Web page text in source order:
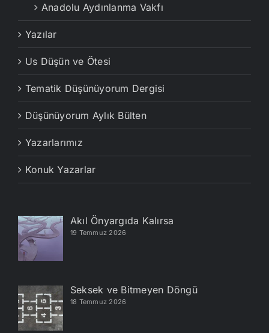
Anadolu Aydınlanma Vakfı
Yazılar
Us Düşün ve Ötesi
Tematik Düşünüyorum Dergisi
Düşünüyorum Aylık Bülten
Yazarlarımız
Konuk Yazarlar
Akıl Önyargıda Kalırsa
19 Temmuz 2026
Seksek ve Bitmeyen Döngü
18 Temmuz 2026